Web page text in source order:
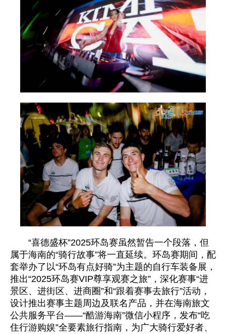
“喜德盛杯”2025环岛赛虽然暂告一个段落，但
属于海南的“骑行故事”将一直延续。环岛赛期间，配
套举办了以“环岛有点好骑”为主题的自行车装备展，
推出“2025环岛赛VIP尊享观赛之旅”，深化赛事“进
景区、进街区、进商圈”和“跟着赛事去旅行”活动，
设计推出赛事主题周边及联名产品，并在海南旅文
公共服务平台——“酷游海南”微信小程序，发布“吃
住行游购娱”全要素旅行指南，为广大骑行爱好者、